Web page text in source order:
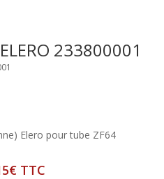
233800001
Elero pour tube ZF64
TTC